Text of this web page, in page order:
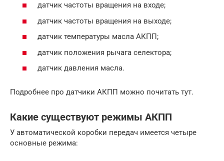
датчик частоты вращения на входе;
датчик частоты вращения на выходе;
датчик температуры масла АКПП;
датчик положения рычага селектора;
датчик давления масла.
Подробнее про датчики АКПП можно почитать тут.
Какие существуют режимы АКПП
У автоматической коробки передач имеется четыре
основные режима: